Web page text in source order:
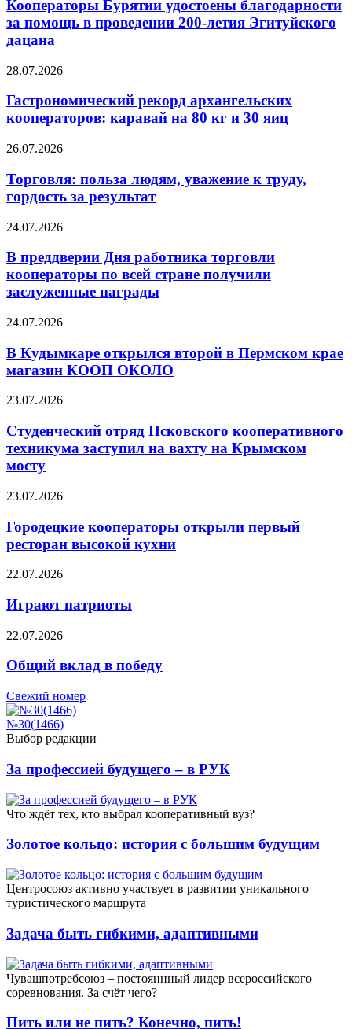
Кооператоры Бурятии удостоены благодарности
за помощь в проведении 200-летия Эгитуйского
дацана
28.07.2026
Гастрономический рекорд архангельских
кооператоров: каравай на 80 кг и 30 яиц
26.07.2026
Торговля: польза людям, уважение к труду,
гордость за результат
24.07.2026
В преддверии Дня работника торговли
кооператоры по всей стране получили
заслуженные награды
24.07.2026
В Кудымкаре открылся второй в Пермском крае
магазин КООП ОКОЛО
23.07.2026
Студенческий отряд Псковского кооперативного
техникума заступил на вахту на Крымском
мосту
23.07.2026
Городецкие кооператоры открыли первый
ресторан высокой кухни
22.07.2026
Играют патриоты
22.07.2026
Общий вклад в победу
Свежий номер
№30(1466)
Выбор редакции
За профессией будущего – в РУК
Что ждёт тех, кто выбрал кооперативный вуз?
Золотое кольцо: история с большим будущим
Центросоюз активно участвует в развитии уникального
туристического маршрута
Задача быть гибкими, адаптивными
Чувашпотребсоюз – постояннный лидер всероссийского
соревнования. За счёт чего?
Пить или не пить? Конечно, пить!